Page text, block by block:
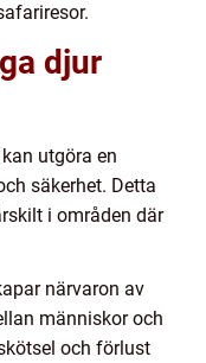
djur
utgöra en
säkerhet. Detta
i områden där
närvaron av
människor och
och förlust